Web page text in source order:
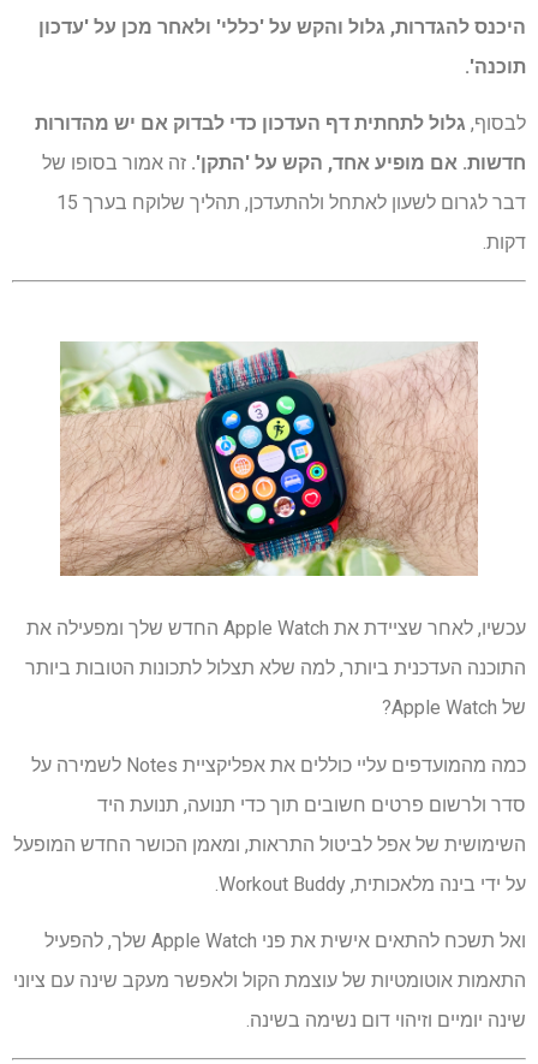
היכנס להגדרות, גלול והקש על 'כללי' ולאחר מכן על 'עדכון
תוכנה'.
לבסוף, גלול לתחתית דף העדכון כדי לבדוק אם יש מהדורות
חדשות. אם מופיע אחד, הקש על 'התקן'. זה אמור בסופו של
דבר לגרום לשעון לאתחל ולהתעדכן, תהליך שלוקח בערך 15
דקות.
עכשיו, לאחר שציידת את Apple Watch החדש שלך ומפעילה את
התוכנה העדכנית ביותר, למה שלא תצלול לתכונות הטובות ביותר
של Apple Watch?
כמה מהמועדפים עליי כוללים את אפליקציית Notes לשמירה על
סדר ולרשום פרטים חשובים תוך כדי תנועה, תנועת היד
השימושית של אפל לביטול התראות, ומאמן הכושר החדש המופעל
על ידי בינה מלאכותית, Workout Buddy.
ואל תשכח להתאים אישית את פני Apple Watch שלך, להפעיל
התאמות אוטומטיות של עוצמת הקול ולאפשר מעקב שינה עם ציוני
שינה יומיים וזיהוי דום נשימה בשינה.